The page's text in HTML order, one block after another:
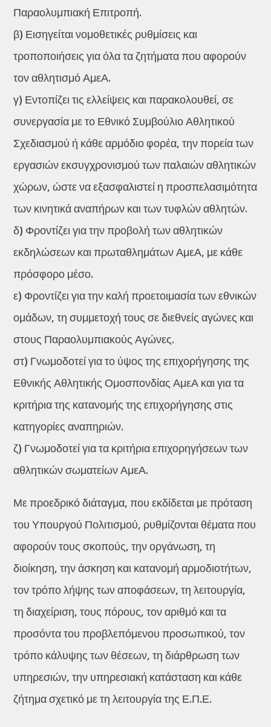
Παραολυμπιακή Επιτροπή.
β) Εισηγείται νομοθετικές ρυθμίσεις και
τροποποιήσεις για όλα τα ζητήματα που αφορούν
τον αθλητισμό ΑμεΑ.
γ) Εντοπίζει τις ελλείψεις και παρακολουθεί, σε
συνεργασία με το Εθνικό Συμβούλιο Αθλητικού
Σχεδιασμού ή κάθε αρμόδιο φορέα, την πορεία των
εργασιών εκσυγχρονισμού των παλαιών αθλητικών
χώρων, ώστε να εξασφαλιστεί η προσπελασιμότητα
των κινητικά αναπήρων και των τυφλών αθλητών.
δ) Φροντίζει για την προβολή των αθλητικών
εκδηλώσεων και πρωταθλημάτων ΑμεΑ, με κάθε
πρόσφορο μέσο.
ε) Φροντίζει για την καλή προετοιμασία των εθνικών
ομάδων, τη συμμετοχή τους σε διεθνείς αγώνες και
στους Παραολυμπιακούς Αγώνες.
στ) Γνωμοδοτεί για το ύψος της επιχορήγησης της
Εθνικής Αθλητικής Ομοσπονδίας ΑμεΑ και για τα
κριτήρια της κατανομής της επιχορήγησης στις
κατηγορίες αναπηριών.
ζ) Γνωμοδοτεί για τα κριτήρια επιχορηγήσεων των
αθλητικών σωματείων ΑμεΑ.
Με προεδρικό διάταγμα, που εκδίδεται με πρόταση
του Υπουργού Πολιτισμού, ρυθμίζονται θέματα που
αφορούν τους σκοπούς, την οργάνωση, τη
διοίκηση, την άσκηση και κατανομή αρμοδιοτήτων,
τον τρόπο λήψης των αποφάσεων, τη λειτουργία,
τη διαχείριση, τους πόρους, τον αριθμό και τα
προσόντα του προβλεπόμενου προσωπικού, τον
τρόπο κάλυψης των θέσεων, τη διάρθρωση των
υπηρεσιών, την υπηρεσιακή κατάσταση και κάθε
ζήτημα σχετικό με τη λειτουργία της Ε.Π.Ε.